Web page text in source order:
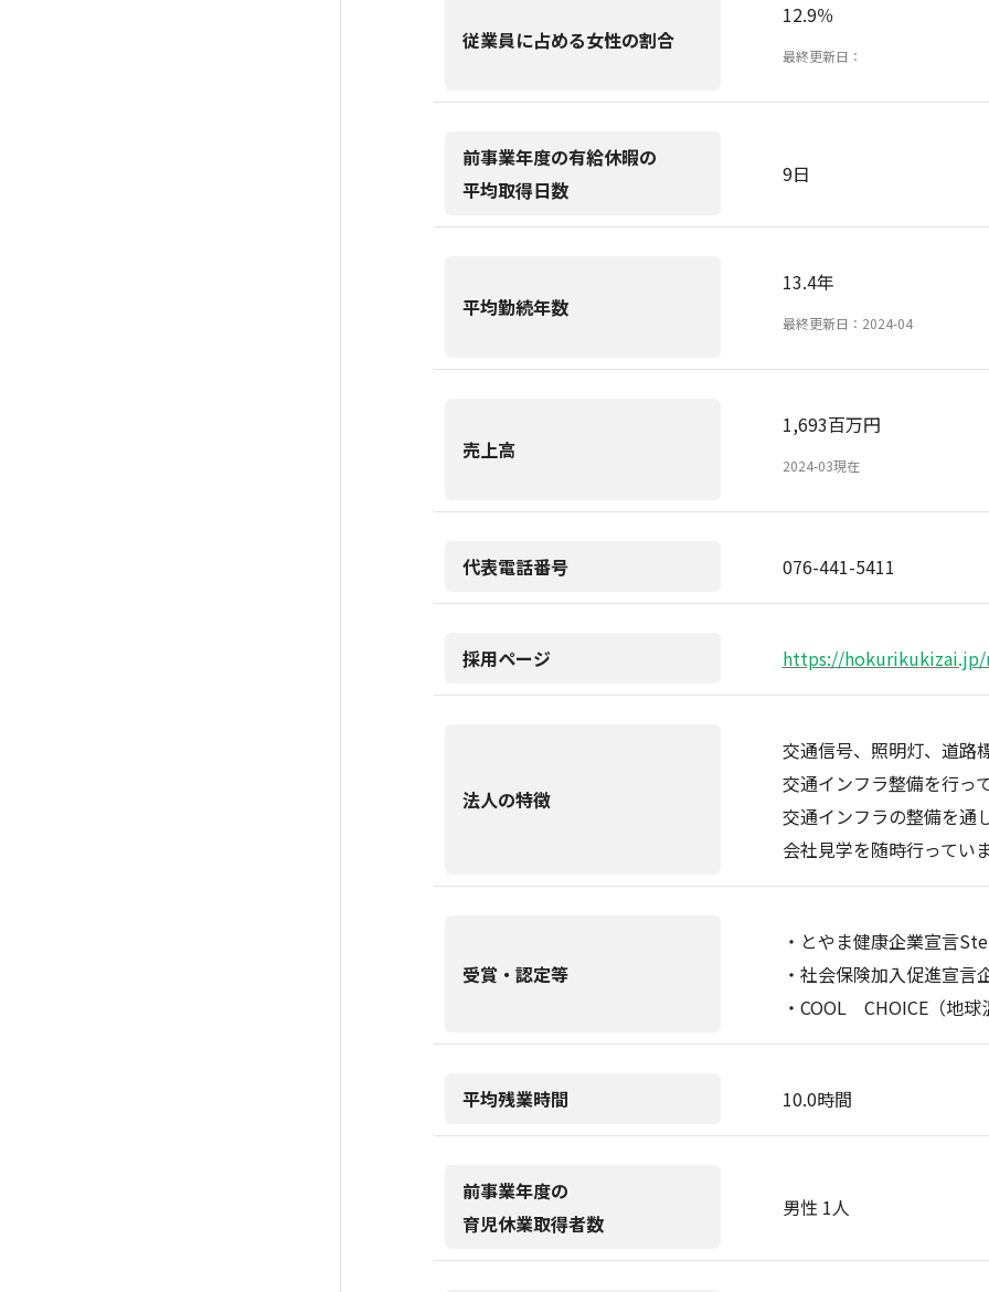
従業員に占める女性の割合
12.9％
最終更新日：
前事業年度の有給休暇の
平均取得日数
9日
平均勤続年数
13.4年
最終更新日：2024-04
売上高
1,693百万円
2024-03現在
代表電話番号 076-441-5411
採用ページ https://
法人の特徴
交通信号、照明灯、道路
交通インフラ整備を行っ
交通インフラの整備を通
会社見学を随時行ってい
受賞・認定等
・とやま健康企業宣言
・社会保険加入促進宣言
・COOL CHOICE（地
平均残業時間 10.0時間
前事業年度の
育児休業取得者数
男性 1人